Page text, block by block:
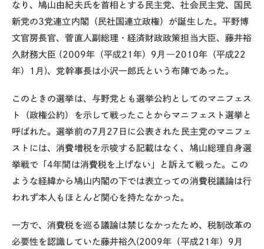
なり、鳩山由紀夫氏を首相とする 民主党、社会民主党、
国民
新党の3党連立内閣（ 民社国連立政権） が誕生した。平野博
文官房長官、菅直人副総理・経済財政政策担当大臣、藤井裕
久財務大臣 (2009年（平成21年）9月―2010年（平成22
年）1月)、党幹事長は小沢一郎氏という布陣であった。
このときの選挙は、与野党とも選挙公約としてのマニフェス
ト（政権公約）を示して戦ったことからマニフェスト選挙と
呼ばれた。選挙前の7月27日に公表された民主党のマニフェ
ストには、消費増税を示唆する記載はなく、鳩山総理自身選
挙戦で「4年間は消費税を上げない」と訴えて戦った。
この
ような経緯から鳩山内閣の下では表立っての消費税議論は行
われず本人もほとんど関心を持たなかった。
一方で、消費税を巡る議論は禁じなかったため、税制改革の
必要性を認識していた藤井裕久(2009年（平成21年）9月